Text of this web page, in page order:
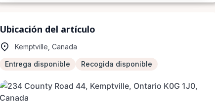
Ubicación del artículo
Kemptville, Canada
Entrega disponible Recogida disponible